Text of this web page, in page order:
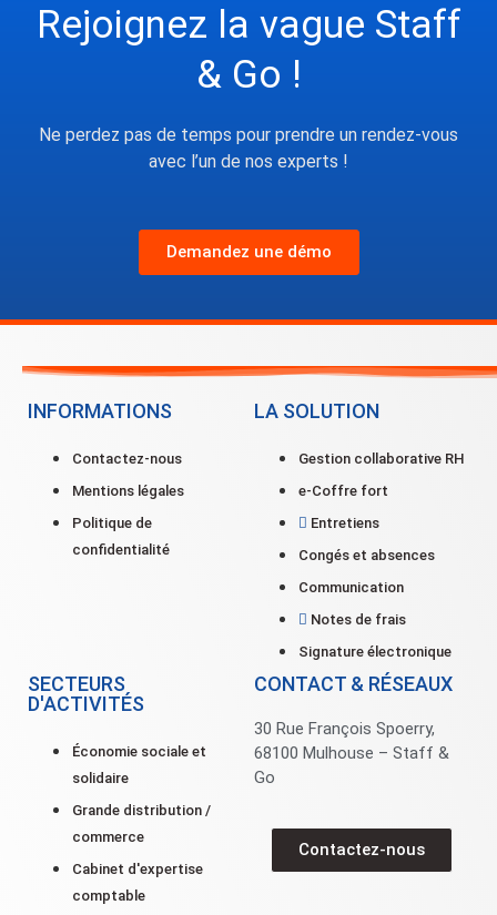
Rejoignez la vague Staff
& Go !
Ne perdez pas de temps pour prendre un rendez-vous
avec l’un de nos experts !
Demandez une démo
INFORMATIONS
Contactez-nous
Mentions légales
Politique de
confidentialité
LA SOLUTION
Gestion collaborative RH
e-Coffre fort
Entretiens
Congés et absences
Communication
Notes de frais
Signature électronique
SECTEURS
D'ACTIVITÉS
Économie sociale et
solidaire
Grande distribution /
commerce
Cabinet d'expertise
comptable
CONTACT & RÉSEAUX
30 Rue François Spoerry,
68100 Mulhouse – Staff &
Go
Contactez-nous